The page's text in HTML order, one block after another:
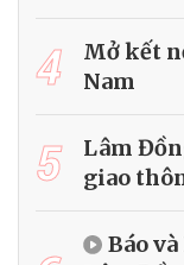
4
Mở kết
Nam
5
Lâm
giao
Báo